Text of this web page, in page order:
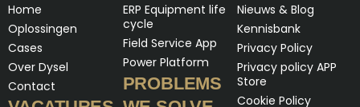
Home
Oplossingen
Cases
Over Dysel
Contact
ERP Equipment life
cycle
Field Service App
Power Platform
PROBLEMS
Nieuws & Blog
Kennisbank
Privacy Policy
Privacy policy APP
Store
Cookie Policy